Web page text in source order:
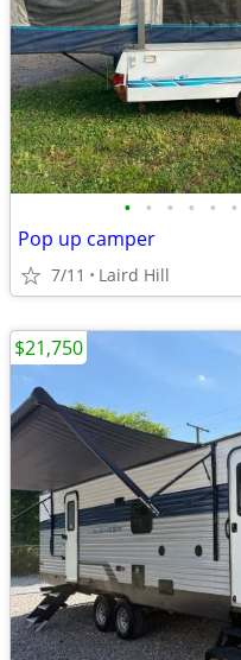
• • • • • •
Pop up camper
7/11 Laird Hill
$21,750